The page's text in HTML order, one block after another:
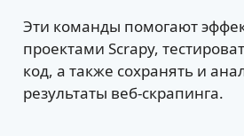
Эти команды помогают
проектами Scrapy,
код, а также сохранять и
результаты веб-скрапинга.